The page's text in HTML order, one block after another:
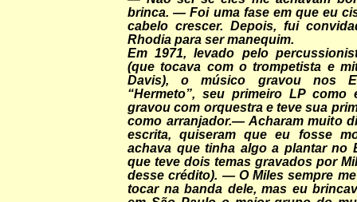
brinca. — Foi uma fase em que eu
cabelo crescer. Depois, fui
Rhodia para ser manequim.
Em 1971, levado pelo
(que tocava com o trompetista e
Davis), o músico gravou nos
“Hermeto”, seu primeiro LP como
gravou com orquestra e teve sua
como arranjador.— Acharam muito
escrita, quiseram que eu fosse
achava que tinha algo a plantar no
que teve dois temas gravados por
desse crédito). — O Miles sempre
tocar na banda dele, mas eu